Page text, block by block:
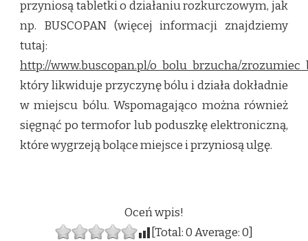
przyniosą tabletki o działaniu rozkurczowym, jak
np. BUSCOPAN (więcej informacji znajdziemy
tutaj:
http://www.buscopan.pl/o_bolu_brzucha/
który likwiduje przyczynę bólu i działa dokładnie
w miejscu bólu. Wspomagająco można również
sięgnąć po termofor lub poduszkę elektroniczną,
które wygrzeją bolące miejsce i przyniosą ulgę.
Oceń wpis!
[Total:0Average:0